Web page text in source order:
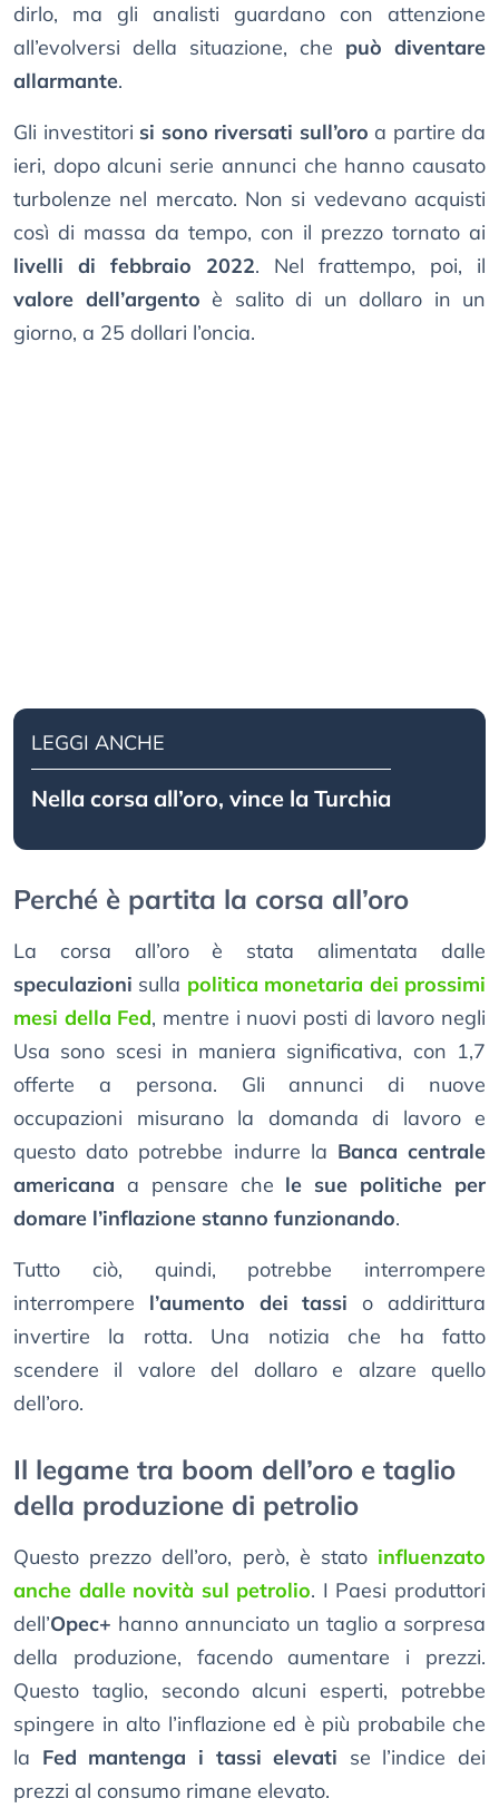
dirlo, ma gli analisti guardano con attenzione
all’evolversi della situazione, che può diventare
allarmante.
Gli investitori si sono riversati sull’oro a partire da
ieri, dopo alcuni serie annunci che hanno causato
turbolenze nel mercato. Non si vedevano acquisti
così di massa da tempo, con il prezzo tornato ai
livelli di febbraio 2022. Nel frattempo, poi, il
valore dell’argento è salito di un dollaro in un
giorno, a 25 dollari l’oncia.
LEGGI ANCHE
Nella corsa all’oro, vince la Turchia
Perché è partita la corsa all’oro
La corsa all’oro è stata alimentata dalle
speculazioni sulla politica monetaria dei prossimi
mesi della Fed, mentre i nuovi posti di lavoro negli
Usa sono scesi in maniera significativa, con 1,7
offerte a persona. Gli annunci di nuove
occupazioni misurano la domanda di lavoro e
questo dato potrebbe indurre la Banca centrale
americana a pensare che le sue politiche per
domare l’inflazione stanno funzionando.
Tutto ciò, quindi, potrebbe interrompere
interrompere l’aumento dei tassi o addirittura
invertire la rotta. Una notizia che ha fatto
scendere il valore del dollaro e alzare quello
dell’oro.
Il legame tra boom dell’oro e taglio
della produzione di petrolio
Questo prezzo dell’oro, però, è stato influenzato
anche dalle novità sul petrolio. I Paesi produttori
dell’Opec+ hanno annunciato un taglio a sorpresa
della produzione, facendo aumentare i prezzi.
Questo taglio, secondo alcuni esperti, potrebbe
spingere in alto l’inflazione ed è più probabile che
la Fed mantenga i tassi elevati se l’indice dei
prezzi al consumo rimane elevato.